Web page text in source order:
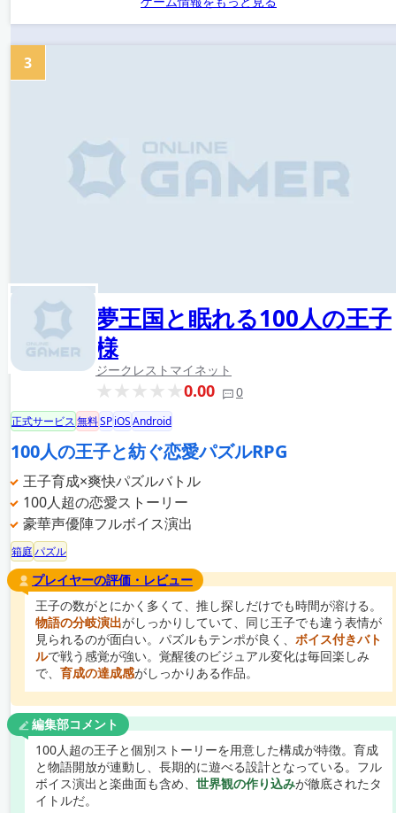
夢王国と眠れる100人の王子
様
ジークレスト マイネット
0.00 0
3
正式サービス無料SPiOSAndroid
100人の王子と紡ぐ恋愛パズルRPG
王子育成×爽快パズルバトル
100人超の恋愛ストーリー
豪華声優陣フルボイス演出
箱庭パズル
プレイヤーの評価・レビュー
王子の数がとにかく多くて、推し探しだけでも時間が溶ける。
物語の分岐演出がしっかりしていて、同じ王子でも違う表情が
見られるのが面白い。パズルもテンポが良く、 ボイス付きバト
ルで戦う感覚が強い。覚醒後のビジュアル変化は毎回楽しみ
で、 育成の達成感がしっかりある作品。
編集部コメント
100人超の王子と個別ストーリーを用意した構成が特徴。育成
と物語開放が連動し、長期的に遊べる設計となっている。フル
ボイス演出と楽曲面も含め、 世界観の作り込みが徹底されたタ
イトルだ。